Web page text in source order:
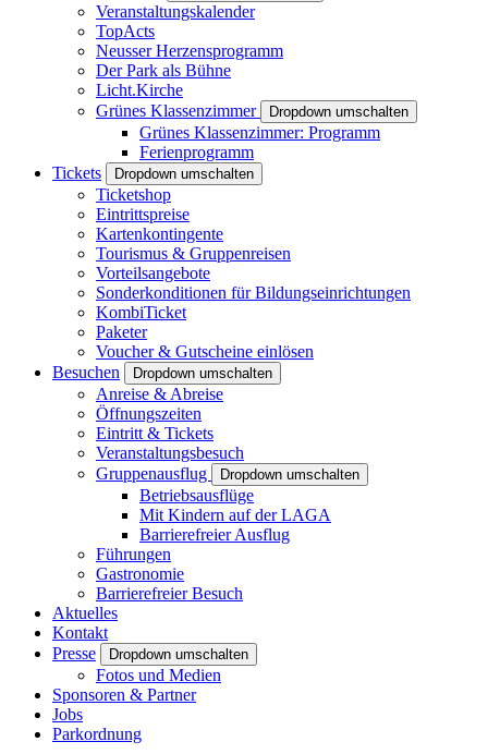
Veranstaltungskalender
TopActs
Neusser Herzensprogramm
Der Park als Bühne
Licht.Kirche
Grünes Klassenzimmer
Dropdown umschalten
Grünes Klassenzimmer: Programm
Ferienprogramm
Tickets
Dropdown umschalten
Ticketshop
Eintrittspreise
Kartenkontingente
Tourismus & Gruppenreisen
Vorteilsangebote
Sonderkonditionen für Bildungseinrichtungen
KombiTicket
Paketer
Voucher & Gutscheine einlösen
Besuchen
Dropdown umschalten
Anreise & Abreise
Öffnungszeiten
Eintritt & Tickets
Veranstaltungsbesuch
Gruppenausflug
Dropdown umschalten
Betriebsausflüge
Mit Kindern auf der LAGA
Barrierefreier Ausflug
Führungen
Gastronomie
Barrierefreier Besuch
Aktuelles
Kontakt
Presse
Dropdown umschalten
Fotos und Medien
Sponsoren & Partner
Jobs
Parkordnung